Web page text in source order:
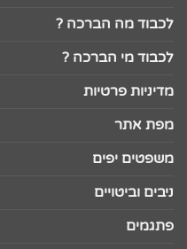
לכבוד מה הברכה ?
לכבוד מי הברכה ?
מדיניות פרטיות
מפת אתר
משפטים יפים
ניבים וביטויים
פתגמים